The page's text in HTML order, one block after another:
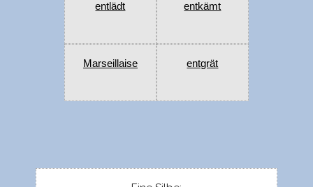
entlädt entkämt
Marseillaise entgrät